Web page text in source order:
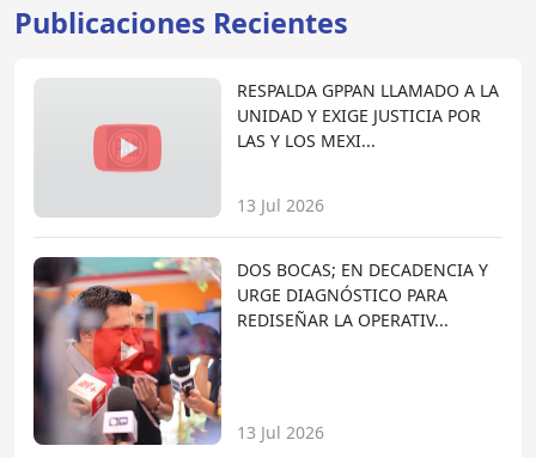
Publicaciones Recientes
RESPALDA GPPAN LLAMADO A LA
UNIDAD Y EXIGE JUSTICIA POR
LAS Y LOS MEXI...
13 Jul 2026
DOS BOCAS; EN DECADENCIA Y
URGE DIAGNÓSTICO PARA
REDISEÑAR LA OPERATIV...
13 Jul 2026